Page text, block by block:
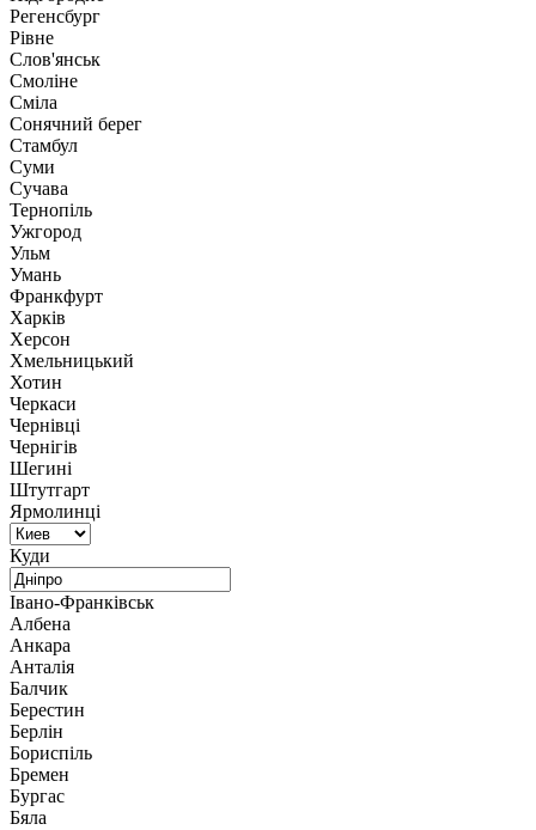
Регенсбург
Рівне
Слов'янськ
Смоліне
Сміла
Сонячний берег
Стамбул
Суми
Сучава
Тернопіль
Ужгород
Ульм
Умань
Франкфурт
Харків
Херсон
Хмельницький
Хотин
Черкаси
Чернівці
Чернігів
Шегині
Штутгарт
Ярмолинці
Куди
Івано-Франківськ
Албена
Анкара
Анталія
Балчик
Берестин
Берлін
Бориспіль
Бремен
Бургас
Бяла